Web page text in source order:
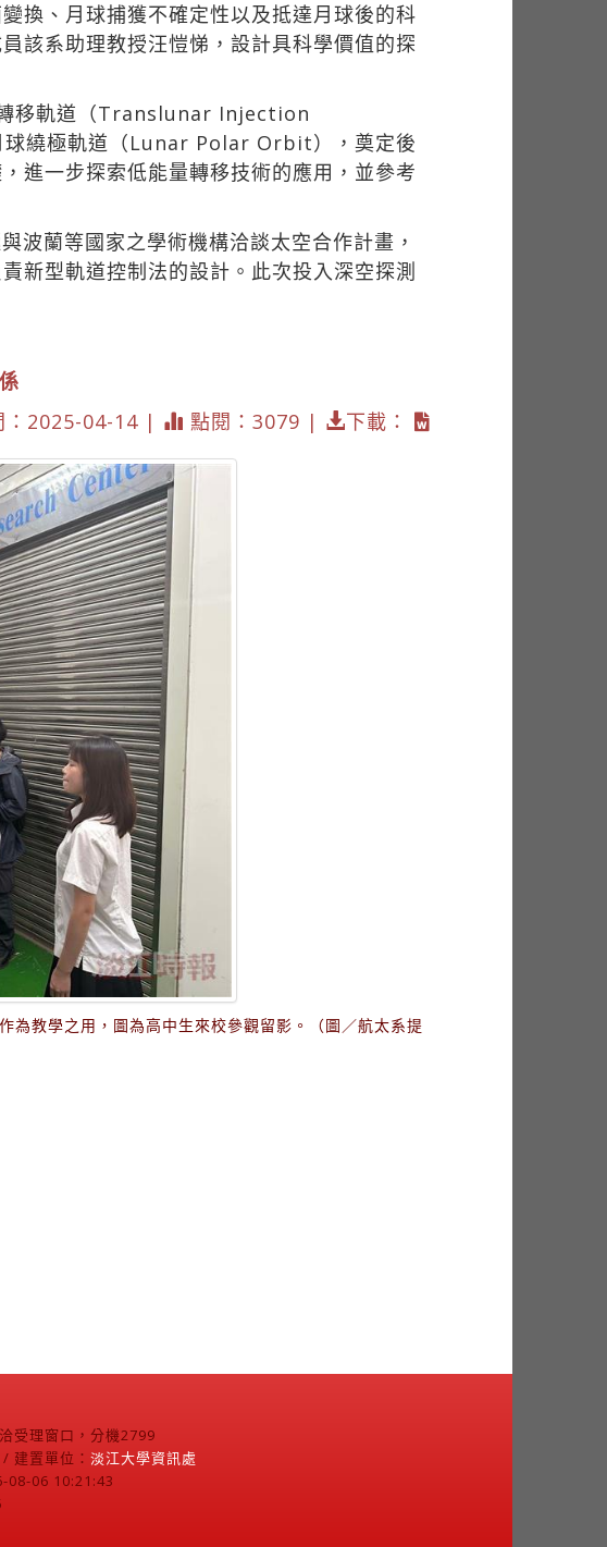
換、月球捕獲不確定性以及抵達月球後的科
該系助理教授汪愷悌，設計具科學價值的探
移軌道（Translunar Injection
繞極軌道（Lunar Polar Orbit），奠定後
進一步探索低能量轉移技術的應用，並參考
波蘭等國家之學術機構洽談太空合作計畫，
新型軌道控制法的設計。此次投入深空探測
：2025-04-14 | 點閱：3079 | 下載：
為教學之用，圖為高中生來校參觀留影。（圖／航太系提
受理窗口，分機2799
/ 建置單位： 淡江大學資訊處
08-06 10:21:43